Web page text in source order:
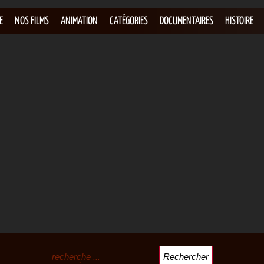
NOS FILMS ANIMATION CATÉGORIES DOCUMENTAIRES HISTOIRE